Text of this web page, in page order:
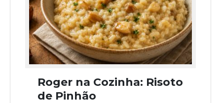
Roger na Cozinha: Risoto
de Pinhão